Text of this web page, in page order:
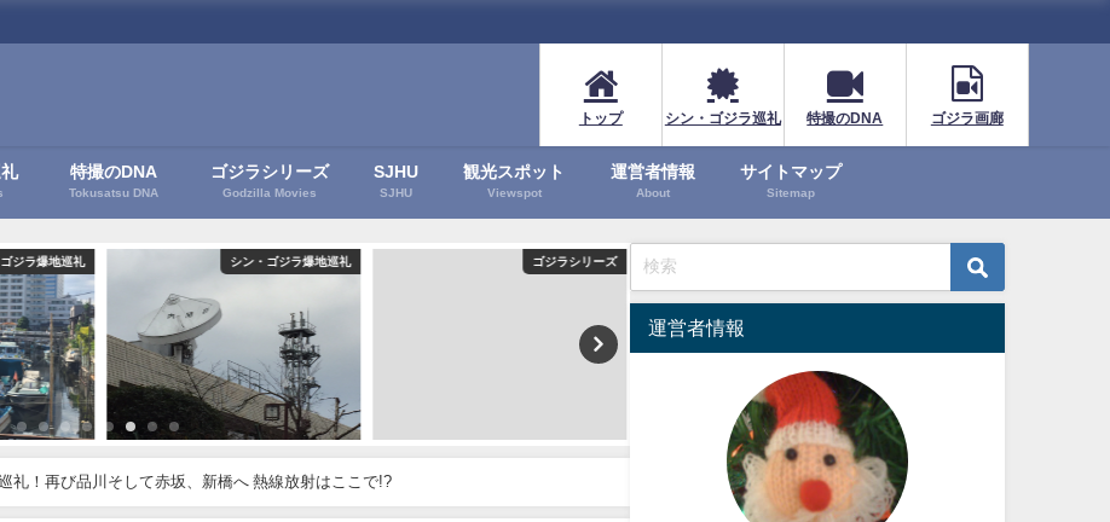
トップ シン・ゴジラ巡礼 特撮のDNA ゴジラ画廊
特撮のDNA
Tokusatsu DNA
ゴジラシリーズ
Godzilla Movies
SJHU
SJHU
観光スポット
Viewspot
運営者情報
About
サイトマップ
Sitemap
ジラ爆地巡礼 シン・ゴジラ爆地巡礼 ゴジラシリーズ
礼！再び品川そして赤坂、新橋へ 熱線放射はここで!?
運営者情報